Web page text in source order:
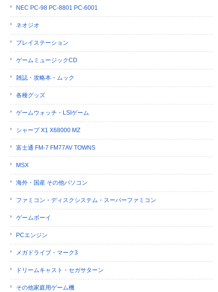
NEC PC-98 PC-8801 PC-6001
ネオジオ
プレイステーション
ゲームミュージックCD
雑誌・攻略本・ムック
各種グッズ
ゲームウォッチ・LSIゲーム
シャープ X1 X68000 MZ
富士通 FM-7 FM77AV TOWNS
MSX
海外・国産 その他パソコン
ファミコン・ディスクシステム・スーパーファミコン
ゲームボーイ
PCエンジン
メガドライブ・マーク3
ドリームキャスト・セガサターン
その他家庭用ゲーム機